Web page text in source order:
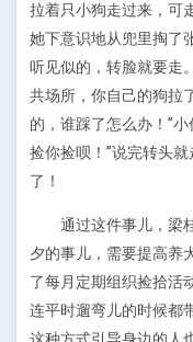
拉着只小狗走过来，可
她下意识地从兜里掏了
听见似的，转脸就要走
共场所，你自己的狗拉
的，谁踩了怎么办！”
捡你捡呗！”说完转头
了！
通过这件事儿，梁
夕的事儿，需要提高养
了每月定期组织捡拾活
连平时遛弯儿的时候都